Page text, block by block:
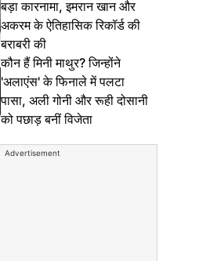
बड़ा कारनामा, इमरान खान और
अकरम के ऐतिहासिक रिकॉर्ड की
बराबरी की
कौन हैं मिनी माथुर? जिन्होंने
'अलाएंस' के फिनाले में पलटा
पासा, अली गोनी और रूही दोसानी
को पछाड़ बनीं विजेता
Advertisement